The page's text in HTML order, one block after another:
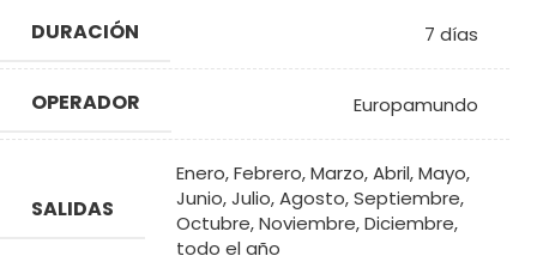
DURACIÓN 7 días
OPERADOR Europamundo
SALIDAS
Enero,Febrero,Marzo,Abril,Mayo,
Junio,Julio,Agosto,Septiembre,
Octubre,Noviembre,Diciembre,
todo el año